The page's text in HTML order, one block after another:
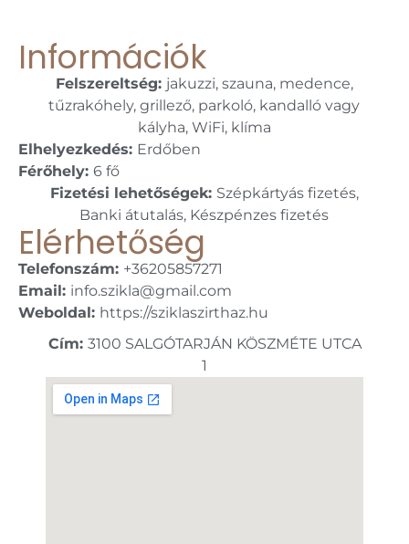
Információk
Felszereltség: jakuzzi, szauna, medence,
tűzrakóhely, grillező, parkoló, kandalló vagy
kályha, WiFi, klíma
Elhelyezkedés: Erdőben
Férőhely: 6 fő
Fizetési lehetőségek: Szépkártyás fizetés,
Banki átutalás, Készpénzes fizetés
Elérhetőség
Telefonszám: +36205857271
Email: info.szikla@gmail.com
Weboldal: https://sziklaszirthaz.hu
Cím: 3100 SALGÓTARJÁN KÖSZMÉTE UTCA
1